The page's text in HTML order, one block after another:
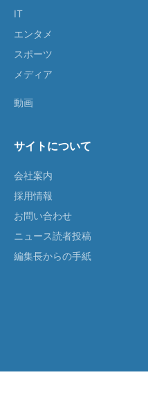
IT
エンタメ
スポーツ
メディア
動画
サイトについて
会社案内
採用情報
お問い合わせ
ニュース読者投稿
編集長からの手紙